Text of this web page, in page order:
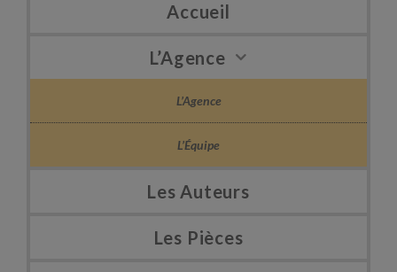
Accueil
L’Agence
L’Agence
L’Équipe
Les Auteurs
Les Pièces